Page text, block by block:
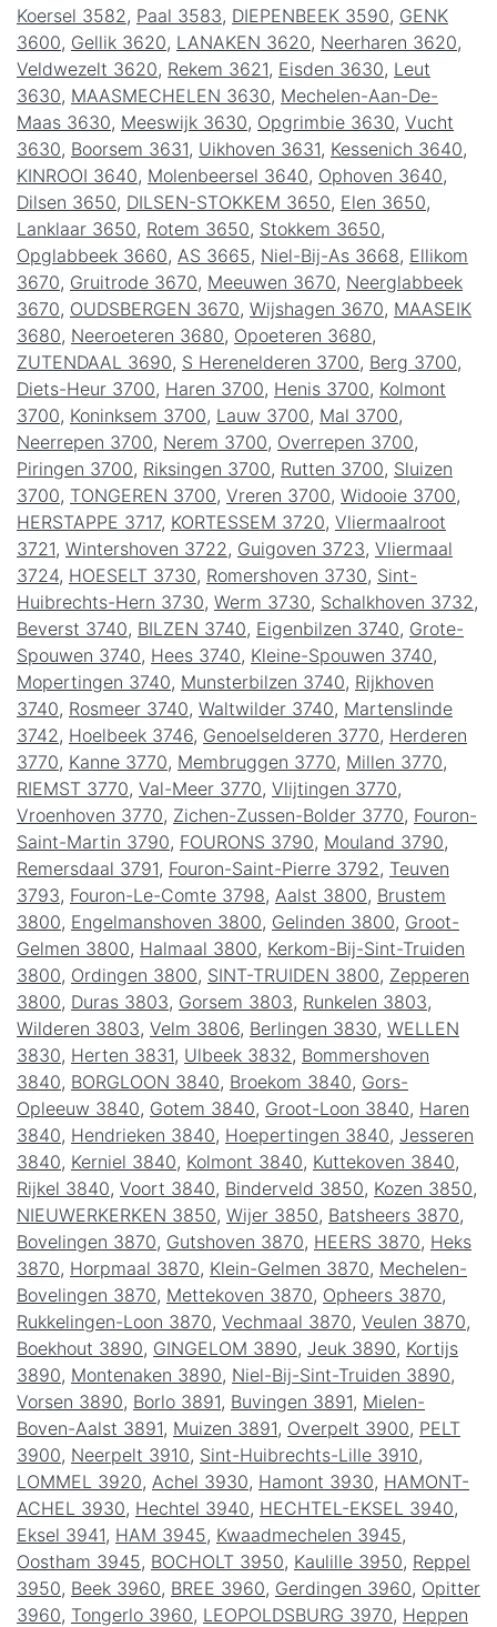
Koersel 3582 , Paal 3583, DIEPENBEEK 3590, GENK
3600, Gellik 3620, LANAKEN 3620, Neerharen 3620,
Veldwezelt 3620, Rekem 3621, Eisden 3630, Leut
3630, MAASMECHELEN 3630, Mechelen-Aan-De-
Maas 3630, Meeswijk 3630, Opgrimbie 3630, Vucht
3630, Boorsem 3631, Uikhoven 3631, Kessenich 3640,
KINROOI 3640, Molenbeersel 3640, Ophoven 3640,
Dilsen 3650, DILSEN-STOKKEM 3650, Elen 3650,
Lanklaar 3650, Rotem 3650, Stokkem 3650,
Opglabbeek 3660, AS 3665, Niel-Bij-As 3668, Ellikom
3670, Gruitrode 3670, Meeuwen 3670, Neerglabbeek
3670, OUDSBERGEN 3670, Wijshagen 3670, MAASEIK
3680, Neeroeteren 3680, Opoeteren 3680,
ZUTENDAAL 3690, S Herenelderen 3700, Berg 3700,
Diets-Heur 3700, Haren 3700, Henis 3700, Kolmont
3700, Koninksem 3700, Lauw 3700, Mal 3700,
Neerrepen 3700, Nerem 3700, Overrepen 3700,
Piringen 3700, Riksingen 3700, Rutten 3700, Sluizen
3700, TONGEREN 3700, Vreren 3700, Widooie 3700,
HERSTAPPE 3717, KORTESSEM 3720, Vliermaalroot
3721, Wintershoven 3722 , Guigoven 3723, Vliermaal
3724, HOESELT 3730, Romershoven 3730, Sint-
Huibrechts-Hern 3730, Werm 3730, Schalkhoven 3732 ,
Beverst 3740, BILZEN 3740, Eigenbilzen 3740, Grote-
Spouwen 3740, Hees 3740, Kleine-Spouwen 3740,
Mopertingen 3740, Munsterbilzen 3740, Rijkhoven
3740, Rosmeer 3740, Waltwilder 3740, Martenslinde
3742 , Hoelbeek 3746, Genoelselderen 3770, Herderen
3770, Kanne 3770, Membruggen 3770, Millen 3770,
RIEMST 3770, Val-Meer 3770, Vlijtingen 3770,
Vroenhoven 3770, Zichen-Zussen-Bolder 3770, Fouron-
Saint-Martin 3790, FOURONS 3790, Mouland 3790,
Remersdaal 3791, Fouron-Saint-Pierre 3792 , Teuven
3793, Fouron-Le-Comte 3798, Aalst 3800, Brustem
3800, Engelmanshoven 3800, Gelinden 3800, Groot-
Gelmen 3800, Halmaal 3800, Kerkom-Bij-Sint-Truiden
3800, Ordingen 3800, SINT-TRUIDEN 3800, Zepperen
3800, Duras 3803, Gorsem 3803, Runkelen 3803,
Wilderen 3803, Velm 3806, Berlingen 3830, WELLEN
3830, Herten 3831, Ulbeek 3832 , Bommershoven
3840, BORGLOON 3840, Broekom 3840, Gors-
Opleeuw 3840, Gotem 3840, Groot-Loon 3840, Haren
3840, Hendrieken 3840, Hoepertingen 3840, Jesseren
3840, Kerniel 3840, Kolmont 3840, Kuttekoven 3840,
Rijkel 3840, Voort 3840, Binderveld 3850, Kozen 3850,
NIEUWERKERKEN 3850, Wijer 3850, Batsheers 3870,
Bovelingen 3870, Gutshoven 3870, HEERS 3870, Heks
3870, Horpmaal 3870, Klein-Gelmen 3870, Mechelen-
Bovelingen 3870, Mettekoven 3870, Opheers 3870,
Rukkelingen-Loon 3870, Vechmaal 3870, Veulen 3870,
Boekhout 3890, GINGELOM 3890, Jeuk 3890, Kortijs
3890, Montenaken 3890, Niel-Bij-Sint-Truiden 3890,
Vorsen 3890, Borlo 3891, Buvingen 3891, Mielen-
Boven-Aalst 3891, Muizen 3891, Overpelt 3900, PELT
3900, Neerpelt 3910, Sint-Huibrechts-Lille 3910,
LOMMEL 3920, Achel 3930, Hamont 3930, HAMONT-
ACHEL 3930, Hechtel 3940, HECHTEL-EKSEL 3940,
Eksel 3941, HAM 3945, Kwaadmechelen 3945,
Oostham 3945, BOCHOLT 3950, Kaulille 3950, Reppel
3950, Beek 3960, BREE 3960, Gerdingen 3960, Opitter
3960, Tongerlo 3960, LEOPOLDSBURG 3970, Heppen